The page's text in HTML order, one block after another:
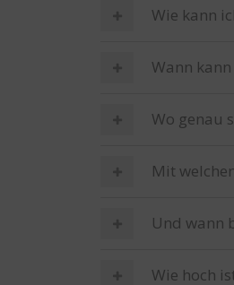
Wie kann
Wann
Wo genau
Mit
Und wann
Wie hoch